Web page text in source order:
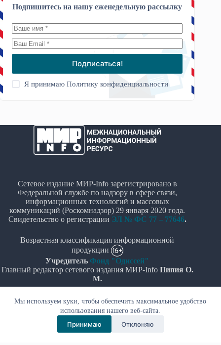
Мы используем куки, чтобы обеспечить максимальное удобство
использования нашего веб-сайта.
Принимаю Отклоняю
Подпишитесь на нашу еженедельную рассылку
Подписаться!
Я принимаюПолитику конфиденциальности
Сетевое издание МИР-Info зарегистрировано в
Федеральной службе по надзору в сфере связи,
информационных технологий и массовых
коммуникаций (Роскомнадзор) 29 января 2020 года.
Свидетельство о регистрации ЭЛ № ФС 77 – 77646.
Возрастная классификация информационной
продукции
Учредитель Фонд "Одиссей"
Главный редактор сетевого издания МИР-Info Пипия О.
М.
Политика в отношении обработки персональных
данных
© Все права защищены 2020-2026г. - "МИР-Info"